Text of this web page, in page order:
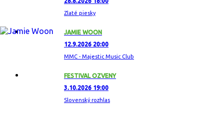
Zlaté piesky
JAMIE WOON
12.9.2026 20:00
MMC - Majestic Music Club
FESTIVAL OZVENY
3.10.2026 19:00
Slovenský rozhlas